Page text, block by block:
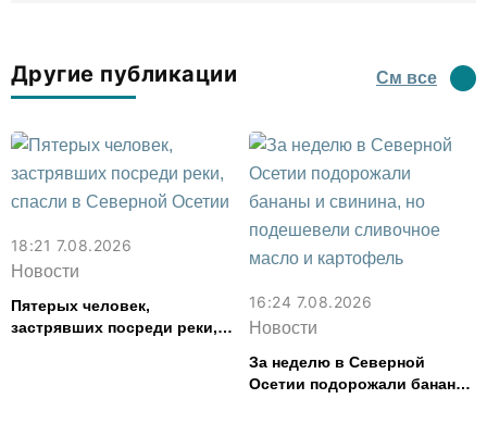
Другие публикации См все
18:21 7.08.2026
Новости
Пятерых человек,
застрявших посреди реки,
16:24 7.08.2026
Новости
За неделю в Северной
Осетии подорожали бананы